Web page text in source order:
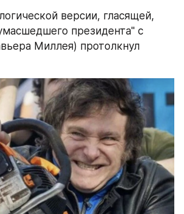
версии, гласящей,
президента" с
Миллея) протолкнул